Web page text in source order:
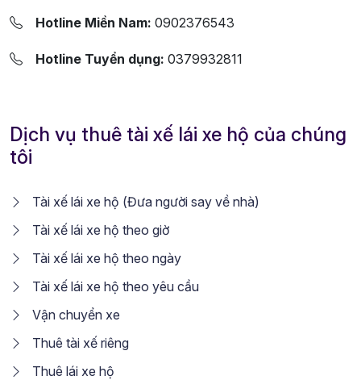
Hotline Miền Nam: 0902376543
Hotline Tuyển dụng: 0379932811
Dịch vụ thuê tài xế lái xe hộ của chúng
tôi
Tài xế lái xe hộ (Đưa người say về nhà)
Tài xế lái xe hộ theo giờ
Tài xế lái xe hộ theo ngày
Tài xế lái xe hộ theo yêu cầu
Vận chuyển xe
Thuê tài xế riêng
Thuê lái xe hộ